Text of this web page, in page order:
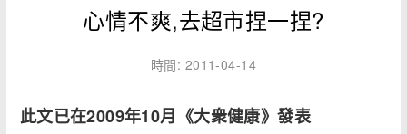
心情不爽,去超市捏一捏?
時間: 2011-04-14
此文已在2009年10月《大衆健康》發表